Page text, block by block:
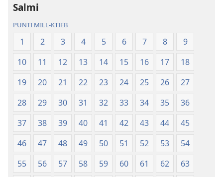
l-
Iskrittura
Mqaddsa
(Reviżjoni
tal-
2013)
Ġdida
taʼ
Iskrittura
Mqaddsa
(Reviżjoni
tal-
2013)
Salmi
PUNTI MILL-KTIEB
1 2 3 4 5 6 7 8
9
10
11 12 13 14 15 16 17
18
19
20 21 22 23 24 25 26
27
28
29 30 31 32 33 34 35
36
37
38 39 40 41 42 43 44
45
46
47 48 49 50 51 52 53
54
55
56 57 58 59 60 61 62
63